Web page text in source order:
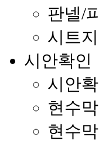
판넬/
시트
시안확인
시안
현수
현수